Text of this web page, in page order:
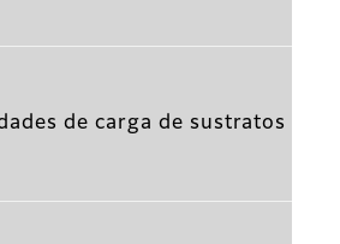
de carga de sustratos